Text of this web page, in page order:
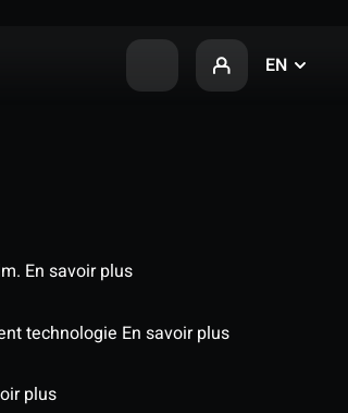
EN
En savoir plus
technologie En savoir plus
plus